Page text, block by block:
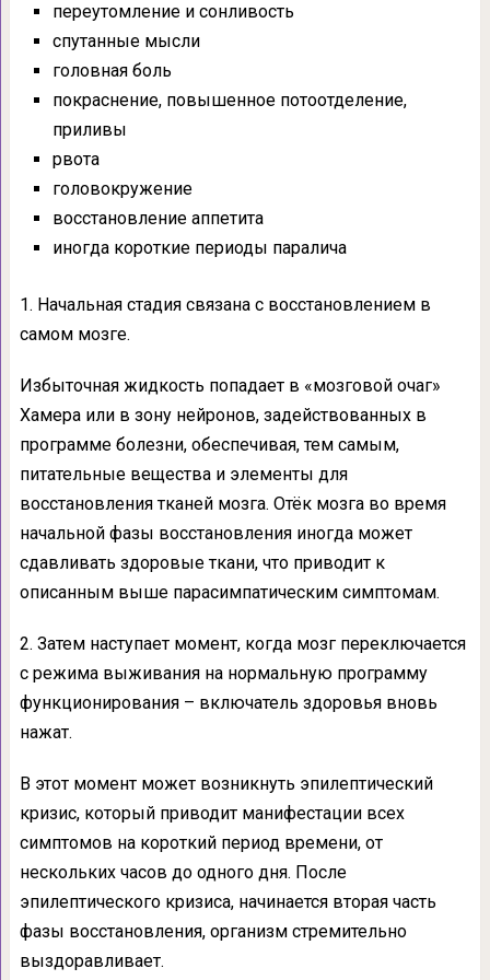
переутомление и сонливость
спутанные мысли
головная боль
покраснение, повышенное потоотделение,
приливы
рвота
головокружение
восстановление аппетита
иногда короткие периоды паралича
1. Начальная стадия связана с восстановлением в
самом мозге.
Избыточная жидкость попадает в «мозговой очаг»
Хамера или в зону нейронов, задействованных в
программе болезни, обеспечивая, тем самым,
питательные вещества и элементы для
восстановления тканей мозга. Отёк мозга во время
начальной фазы восстановления иногда может
сдавливать здоровые ткани, что приводит к
описанным выше парасимпатическим симптомам.
2. Затем наступает момент, когда мозг переключается
с режима выживания на нормальную программу
функционирования – включатель здоровья вновь
нажат.
В этот момент может возникнуть эпилептический
кризис, который приводит манифестации всех
симптомов на короткий период времени, от
нескольких часов до одного дня. После
эпилептического кризиса, начинается вторая часть
фазы восстановления, организм стремительно
выздоравливает.